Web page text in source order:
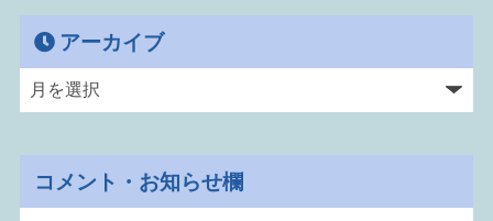
アーカイブ
コメント・お知らせ欄